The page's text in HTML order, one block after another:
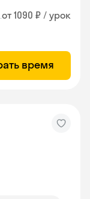
от 1090 ₽ / урок
время